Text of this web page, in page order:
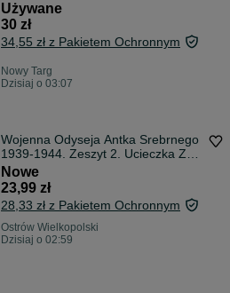
Używane
30 zł
34,55 zł z Pakietem Ochronnym
Nowy Targ
Dzisiaj o 03:07
Wojenna Odyseja Antka Srebrnego
1939-1944. Zeszyt 2. Ucieczka Z
Nieludzkiej Ziemi 1940 R. Tomasz
Robaczewski, Ronek Huber
Nowe
23,99 zł
28,33 zł z Pakietem Ochronnym
Ostrów Wielkopolski
Dzisiaj o 02:59